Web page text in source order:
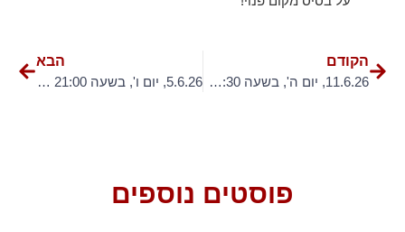
הקודם
11.6.26, יום ה', בשעה 20:30 – ערב קריוקי גאה
הבא
5.6.26, יום ו', בשעה 21:00 – רונית שחר – מופע אינטימי!
פוסטים נוספים